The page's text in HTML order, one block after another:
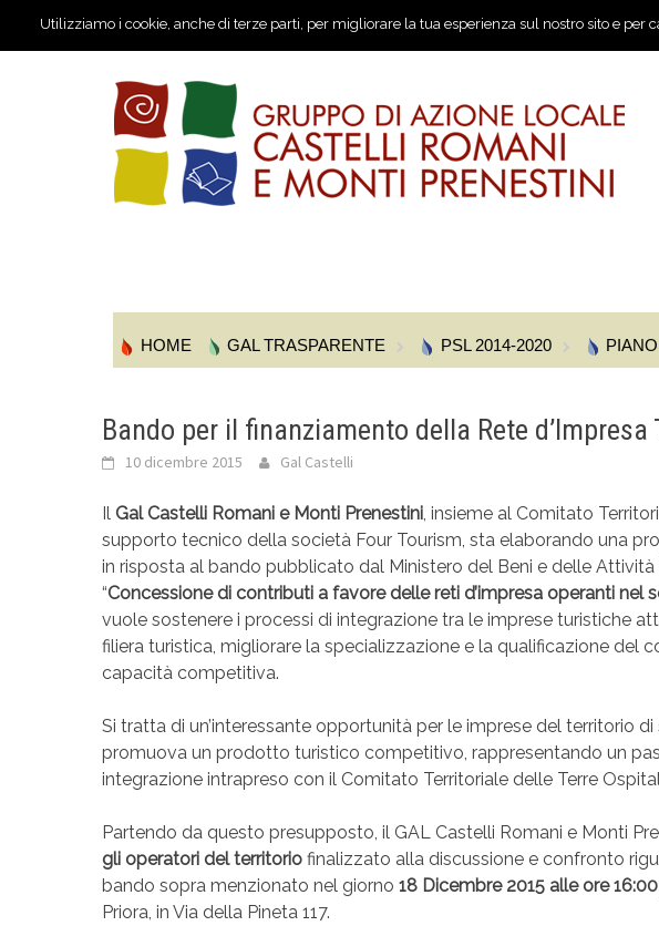
HOME GAL TRASPARENTE PSL 2014-2020
Bando per il finanziamento della Rete
10 dicembre 2015 Gal Castelli
Il Gal Castelli Romani e Monti Prenestini, insieme al Comitato
supporto tecnico della società Four Tourism, sta elaborando una
in risposta al bando pubblicato dal Ministero del Beni e delle
“Concessione di contributi a favore delle reti d’impresa operanti nel
vuole sostenere i processi di integrazione tra le imprese turistiche
filiera turistica, migliorare la specializzazione e la qualificazione del
capacità competitiva.
Si tratta di un’interessante opportunità per le imprese del territorio
promuova un prodotto turistico competitivo, rappresentando un
integrazione intrapreso con il Comitato Territoriale delle Terre
Partendo da questo presupposto, il GAL Castelli Romani e Monti
gli operatori del territorio finalizzato alla discussione e confronto
bando sopra menzionato nel giorno 18 Dicembre 2015 alle ore 16:00
Priora, in Via della Pineta 117.
Utilizziamo i cookie, anche di terze parti, per migliorare la tua esperienza sul nostro sito e